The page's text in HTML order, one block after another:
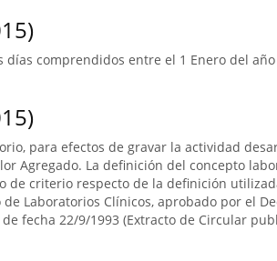
comprendidos entre el 1 Enero del
para efectos de gravar la actividad
Agregado. La definición del concepto
de criterio respecto de la definición
Laboratorios Clínicos, aprobado por el
fecha 22/9/1993 (Extracto de Circular